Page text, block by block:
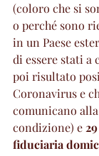
(coloro che si
o perché sono
in un Paese
di essere stati a
poi risultato
Coronavirus e
comunicano
condizione) e
fiduciaria